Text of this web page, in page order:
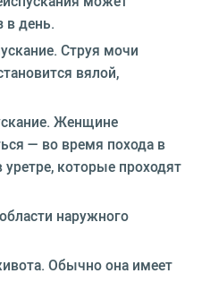
в день.
Струя мочи
вялой,
Женщине
— во время похода в
которые проходят
наружного
Обычно она имеет